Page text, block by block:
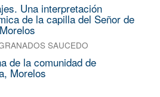
Una interpretación
de la capilla del Señor de
SAUCEDO
de la comunidad de
Morelos